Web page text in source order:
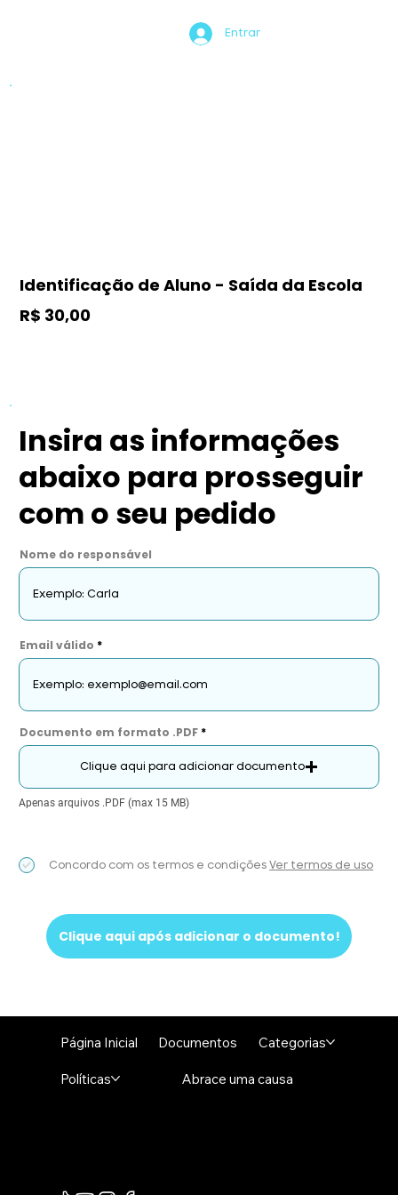
Entrar
Identificação de Aluno - Saída da Escola
R$ 30,00
Insira as informações
abaixo para prosseguir
com o seu pedido
Nome do responsável
Email válido
Clique aqui após adicionar o documento!
Documento em formato .PDF
Clique aqui para adicionar documento
Apenas arquivos .PDF (max 15 MB)
Concordo com os termos e condições Ver termos de uso
Página Inicial Documentos Categorias
Políticas Abrace uma causa